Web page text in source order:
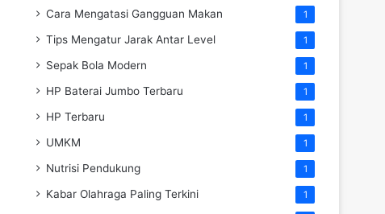
Cara Mengatasi Gangguan Makan 1
Tips Mengatur Jarak Antar Level 1
Sepak Bola Modern 1
HP Baterai Jumbo Terbaru 1
HP Terbaru 1
UMKM 1
Nutrisi Pendukung 1
Kabar Olahraga Paling Terkini 1